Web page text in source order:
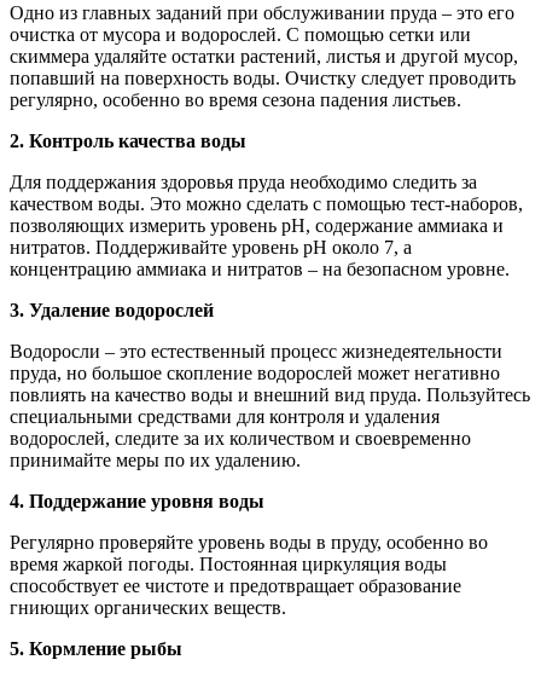
Одно из главных заданий при обслуживании пруда – это его
очистка от мусора и водорослей. С помощью сетки или
скиммера удаляйте остатки растений, листья и другой мусор,
попавший на поверхность воды. Очистку следует проводить
регулярно, особенно во время сезона падения листьев.
2. Контроль качества воды
Для поддержания здоровья пруда необходимо следить за
качеством воды. Это можно сделать с помощью тест-наборов,
позволяющих измерить уровень рН, содержание аммиака и
нитратов. Поддерживайте уровень pH около 7, а
концентрацию аммиака и нитратов – на безопасном уровне.
3. Удаление водорослей
Водоросли – это естественный процесс жизнедеятельности
пруда, но большое скопление водорослей может негативно
повлиять на качество воды и внешний вид пруда. Пользуйтесь
специальными средствами для контроля и удаления
водорослей, следите за их количеством и своевременно
принимайте меры по их удалению.
4. Поддержание уровня воды
Регулярно проверяйте уровень воды в пруду, особенно во
время жаркой погоды. Постоянная циркуляция воды
способствует ее чистоте и предотвращает образование
гниющих органических веществ.
5. Кормление рыбы